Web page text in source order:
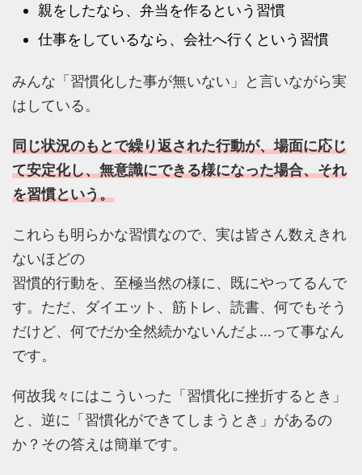
親をしたなら、弁当を作るという習慣
仕事をしているなら、会社へ行くという習慣
みんな「習慣化した事が無いない」と言いながら実
はしている。
同じ状況のもとで繰り返された行動が、場面に応じ
て安定化し、無意識にできる様になった場合、それ
を習慣という。
これらも明らかな習慣なので、実は皆さん数えきれ
ないほどの
習慣的行動を、至極当然の様に、既にやってるんで
す。ただ、ダイエット、筋トレ、読書、何でもそう
だけど、何でだか全然続かないんだよ…って事なん
です。
何故我々にはこういった「習慣化に挫折するとき」
と、逆に「習慣化ができてしまうとき」があるの
か？その答えは簡単です。